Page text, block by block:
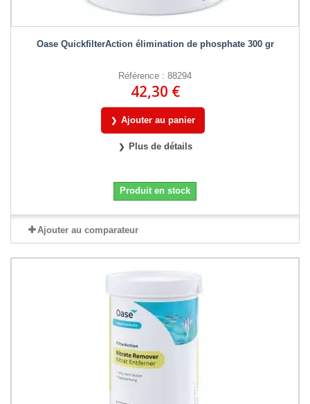
Oase QuickfilterAction élimination de phosphate 300 gr
Référence : 88294
42,30 €
Ajouter au panier
Plus de détails
Produit en stock
Ajouter au comparateur